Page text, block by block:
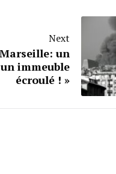
Next
un
immeuble
écroulé ! »